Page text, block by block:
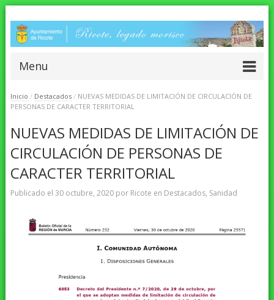
Menu
Inicio / Destacados / NUEVAS MEDIDAS DE LIMITACIÓN DE CIRCULACIÓN DE
PERSONAS DE CARACTER TERRITORIAL
NUEVAS MEDIDAS DE LIMITACIÓN DE
CIRCULACIÓN DE PERSONAS DE
CARACTER TERRITORIAL
Publicado el 30 octubre, 2020por Ricote en Destacados, Sanidad